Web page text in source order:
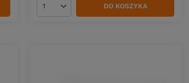
Ilość produktów DO KOSZYKA